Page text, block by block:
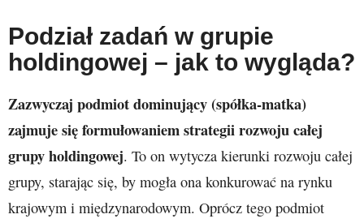
Podział zadań w grupie
holdingowej – jak to wygląda?
Zazwyczaj podmiot dominujący (spółka-matka)
zajmuje się formułowaniem strategii rozwoju całej
grupy holdingowej. To on wytycza kierunki rozwoju całej
grupy, starając się, by mogła ona konkurować na rynku
krajowym i międzynarodowym. Oprócz tego podmiot